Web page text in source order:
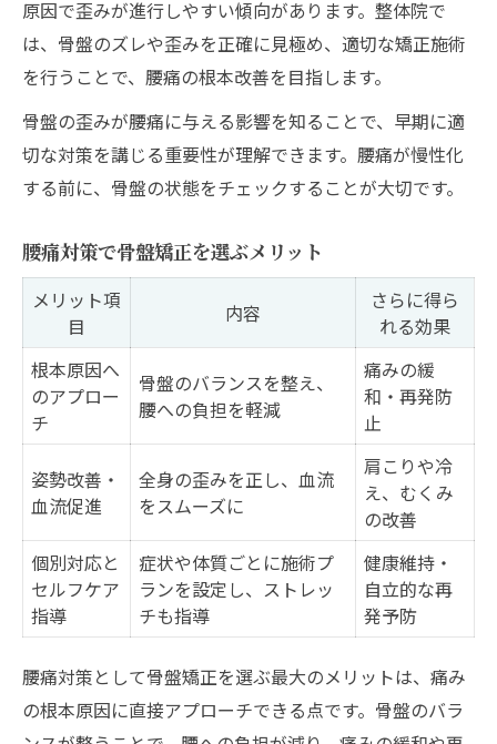
原因で歪みが進行しやすい傾向があります。整体院で
は、骨盤のズレや歪みを正確に見極め、適切な矯正施術
を行うことで、腰痛の根本改善を目指します。
骨盤の歪みが腰痛に与える影響を知ることで、早期に適
切な対策を講じる重要性が理解できます。腰痛が慢性化
する前に、骨盤の状態をチェックすることが大切です。
腰痛対策で骨盤矯正を選ぶメリット
メリット項
目
内容
さらに得ら
れる効果
根本原因へ
のアプロー
チ
骨盤のバランスを整え、
腰への負担を軽減
痛みの緩
和・再発防
止
姿勢改善・
血流促進
全身の歪みを正し、血流
をスムーズに
肩こりや冷
え、むくみ
の改善
個別対応と
セルフケア
指導
症状や体質ごとに施術プ
ランを設定し、ストレッ
チも指導
健康維持・
自立的な再
発予防
腰痛対策として骨盤矯正を選ぶ最大のメリットは、痛み
の根本原因に直接アプローチできる点です。骨盤のバラ